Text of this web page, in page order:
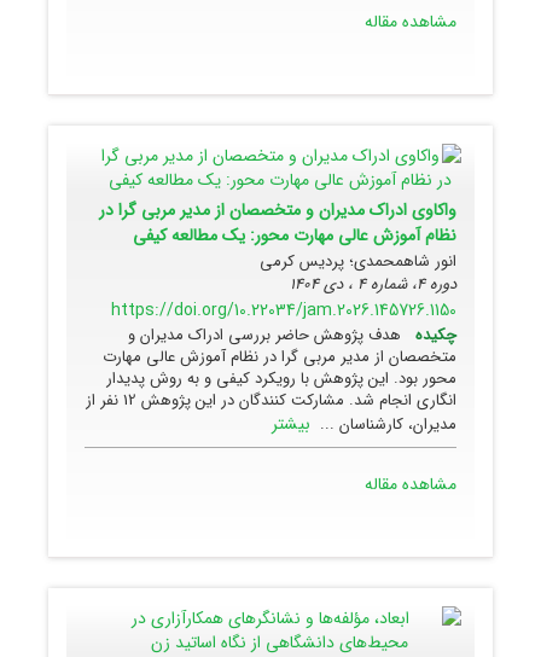
مشاهده مقاله
واکاوی ادراک مدیران و متخصصان از مدیر مربی گرا در
نظام آموزش عالی مهارت محور: یک مطالعه کیفی
انور شاهمحمدی؛ پردیس کرمی
دوره 4، شماره 4 ، دی 1404
https://doi.org/10.22034/jam.2026.145726.1150
چکیده
هدف پژوهش حاضر بررسی ادراک مدیران و
متخصصان از مدیر مربی گرا در نظام آموزش عالی مهارت
محور بود. این پژوهش با رویکرد کیفی و به روش پدیدار
انگاری انجام شد. مشارکت کنندگان در این پژوهش 12 نفر از
مدیران، کارشناسان ... بیشتر
مشاهده مقاله